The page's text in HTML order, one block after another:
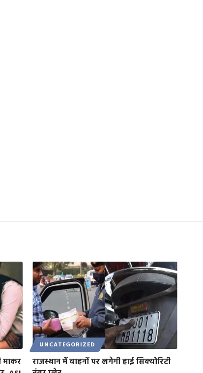
माकर
UNCATEGORIZED
राजस्थान में वाहनों पर लगेगी हाई सिक्योरिटी